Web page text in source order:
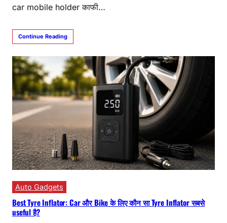
car mobile holder काफी…
Continue Reading
Auto Gadgets
Best Tyre Inflator: Car और Bike के लिए कौन सा Tyre Inflator सबसे
useful है?